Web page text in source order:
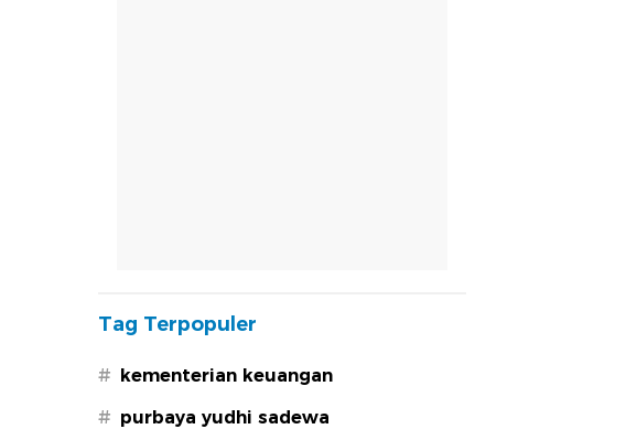
Tag Terpopuler
# kementerian keuangan
# purbaya yudhi sadewa